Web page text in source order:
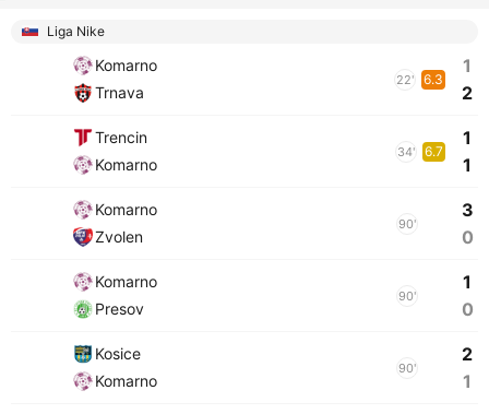
Liga Nike
Komarno
Trnava
22' 6.3
1
2
Trencin
Komarno
34' 6.7
1
1
Komarno
Zvolen
90'
3
0
Komarno
Presov
90'
1
0
Kosice
Komarno
90'
2
1